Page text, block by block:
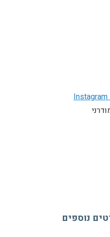
Instagram
נוספים